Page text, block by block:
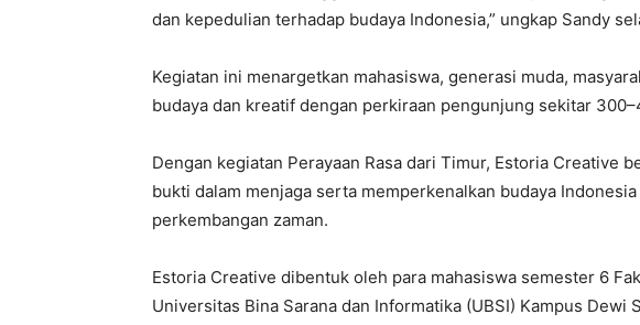
dan kepedulian terhadap budaya Indonesia,” ungkap Sandy
Kegiatan ini menargetkan mahasiswa, generasi muda,
budaya dan kreatif dengan perkiraan pengunjung sekitar
Dengan kegiatan Perayaan Rasa dari Timur, Estoria Creative
bukti dalam menjaga serta memperkenalkan budaya
perkembangan zaman.
Estoria Creative dibentuk oleh para mahasiswa semester 6
Universitas Bina Sarana dan Informatika (UBSI) Kampus Dewi